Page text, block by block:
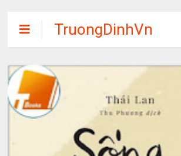
TruongDinhVn
Chia sẽ ebook,
các khóa học,
phần mềm học
tập miễn phí